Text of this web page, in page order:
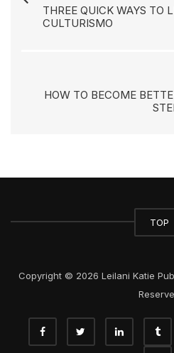
THREE QUICK WAYS TO
CULTURISMO
HOW TO BECOME
TOP
Copyright © 2026 Leilani Katie